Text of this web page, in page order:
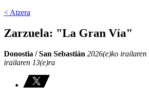
< Atzera
Zarzuela: "La Gran Vía"
Donostia / San Sebastián 2026(e)ko irailaren
irailaren 13(e)ra